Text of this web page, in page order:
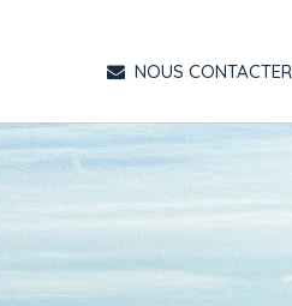
NOUS CONTACTER